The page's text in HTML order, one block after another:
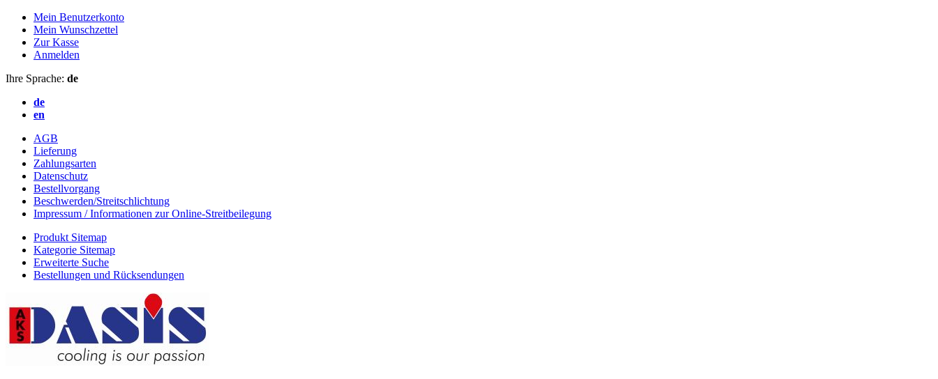
Mein Benutzerkonto
Mein Wunschzettel
Zur Kasse
Anmelden
Ihre Sprache: de
de
en
AGB
Lieferung
Zahlungsarten
Datenschutz
Bestellvorgang
Beschwerden/Streitschlichtung
Impressum / Informationen zur Online-Streitbeilegung
Produkt Sitemap
Kategorie Sitemap
Erweiterte Suche
Bestellungen und Rücksendungen